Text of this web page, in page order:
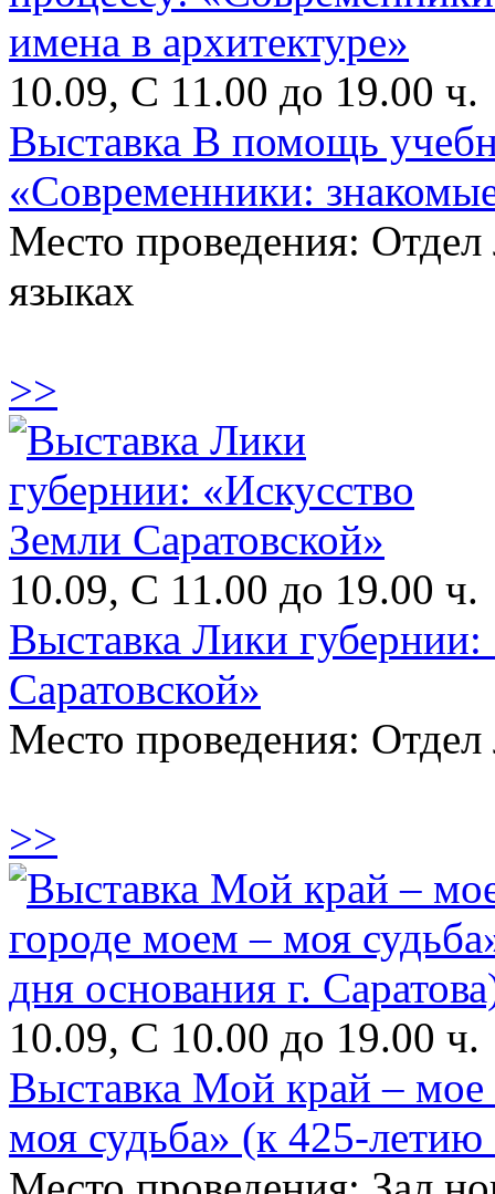
10.09, С 11.00 до 19.00 ч.
Выставка В помощь
«Современники:
Место проведения:
языках
>>
10.09, С 11.00 до 19.00 ч.
Выставка Лики
Саратовской»
Место проведения: Отдел
>>
10.09, С 10.00 до 19.00 ч.
Выставка Мой край –
моя судьба» (к 425-летию